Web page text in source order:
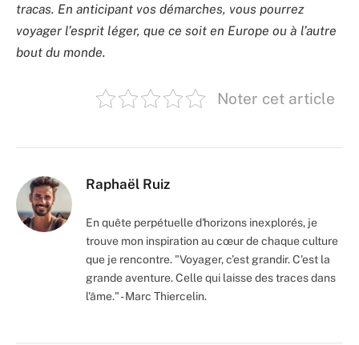
tracas. En anticipant vos démarches, vous pourrez
voyager l’esprit léger, que ce soit en Europe ou à l’autre
bout du monde.
Noter cet article
Raphaël Ruiz
En quête perpétuelle d'horizons inexplorés, je
trouve mon inspiration au cœur de chaque culture
que je rencontre. "Voyager, c’est grandir. C'est la
grande aventure. Celle qui laisse des traces dans
l'âme." - Marc Thiercelin.